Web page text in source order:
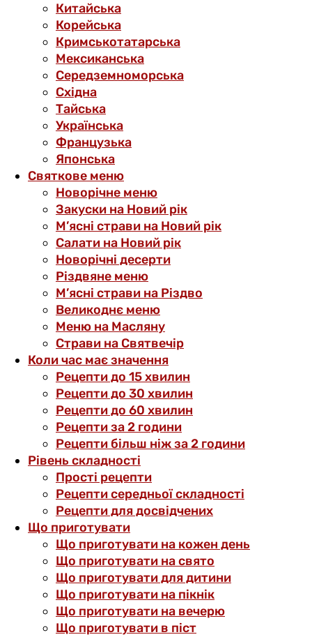
Китайська
Корейська
Кримськотатарська
Мексиканська
Середземноморська
Східна
Тайська
Українська
Французька
Японська
Святкове меню
Новорічне меню
Закуски на Новий рік
М’ясні страви на Новий рік
Салати на Новий рік
Новорічні десерти
Різдвяне меню
М’ясні страви на Різдво
Великоднє меню
Меню на Масляну
Страви на Святвечір
Коли час має значення
Рецепти до 15 хвилин
Рецепти до 30 хвилин
Рецепти до 60 хвилин
Рецепти за 2 години
Рецепти більш ніж за 2 години
Рівень складності
Прості рецепти
Рецепти середньої складності
Рецепти для досвідчених
Що приготувати
Що приготувати на кожен день
Що приготувати на свято
Що приготувати для дитини
Що приготувати на пікнік
Що приготувати на вечерю
Що приготувати в піст